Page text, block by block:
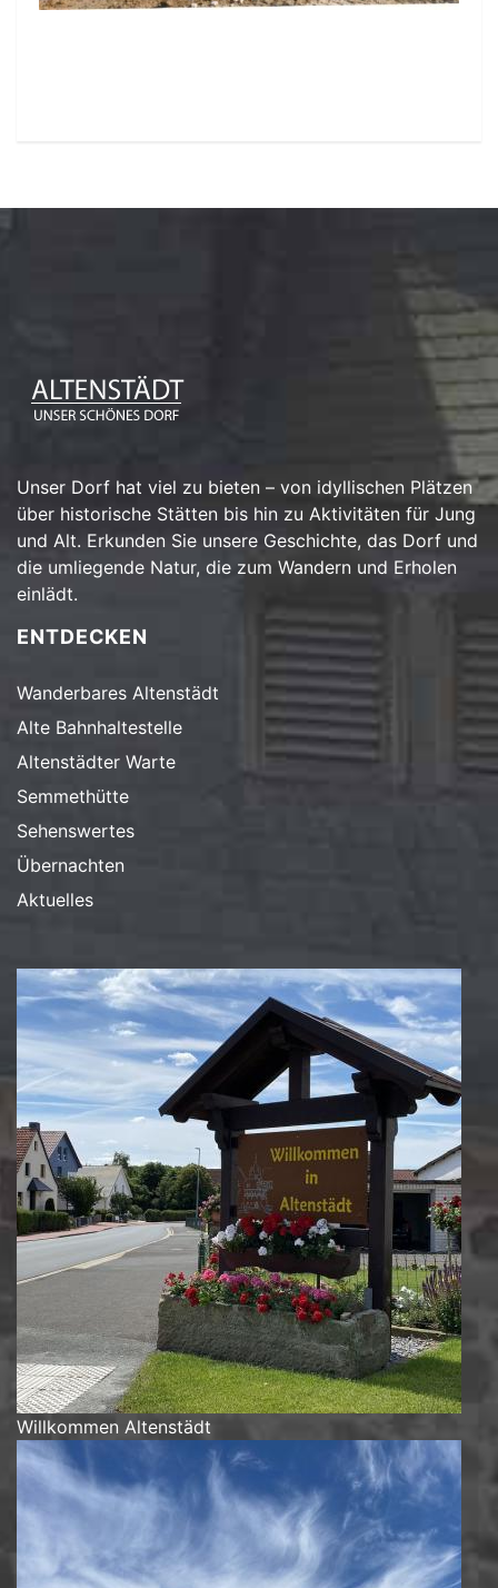
Unser Dorf hat viel zu bieten – von idyllischen Plätzen
über historische Stätten bis hin zu Aktivitäten für Jung
und Alt. Erkunden Sie unsere Geschichte, das Dorf und
die umliegende Natur, die zum Wandern und Erholen
einlädt.
ENTDECKEN
Wanderbares Altenstädt
Alte Bahnhaltestelle
Altenstädter Warte
Semmethütte
Sehenswertes
Übernachten
Aktuelles
Willkommen Altenstädt